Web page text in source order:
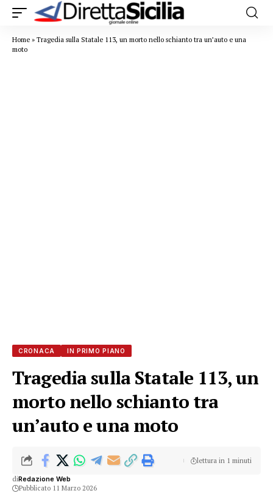
Home » Tragedia sulla Statale 113, un morto nello schianto tra un’auto e una
moto
CRONACA IN PRIMO PIANO
Tragedia sulla Statale 113, un
morto nello schianto tra
un’auto e una moto
diRedazione Web
Pubblicato 11 Marzo 2026
lettura in 1 minuti